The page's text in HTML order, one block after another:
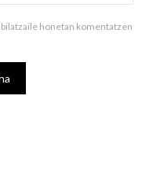
honetan komentatzen